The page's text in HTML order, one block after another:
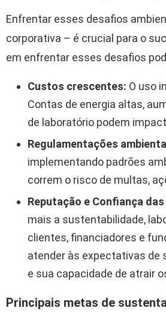
Enfrentar esses desafios
corporativa – é crucial para o
em enfrentar esses desafios
Custos crescentes: O uso
Contas de energia altas,
de laboratório podem
Regulamentações
implementando padrões
correm o risco de multas,
Reputação e Confiança
mais a sustentabilidade,
clientes, financiadores e
atender às expectativas de
e sua capacidade de atrair
Principais metas de